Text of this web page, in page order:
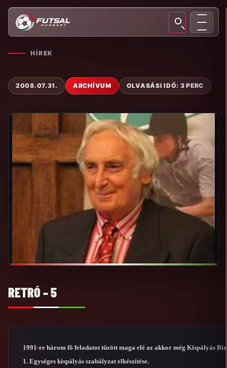
HÍREK
2008.07.31. ARCHÍVUM OLVASÁSI IDŐ: 3 PERC
RETRÓ – 5
1991-re három fõ feladatot tûzött maga elé az akkor még Kispályás
1. Egységes kispályás szabályzat elkészítése.